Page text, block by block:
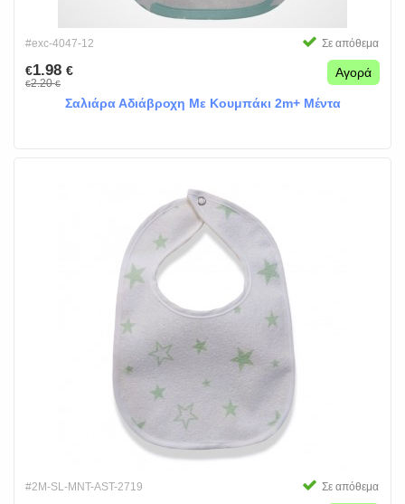
#exc-4047-12 Σε απόθεμα
€1.98 €
€2.20€
Αγορά
Σαλιάρα Αδιάβροχη Με Κουμπάκι 2m+ Μέντα
#2M-SL-MNT-AST-2719 Σε απόθεμα